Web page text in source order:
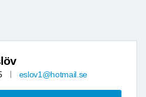
eslov1@hotmail.se